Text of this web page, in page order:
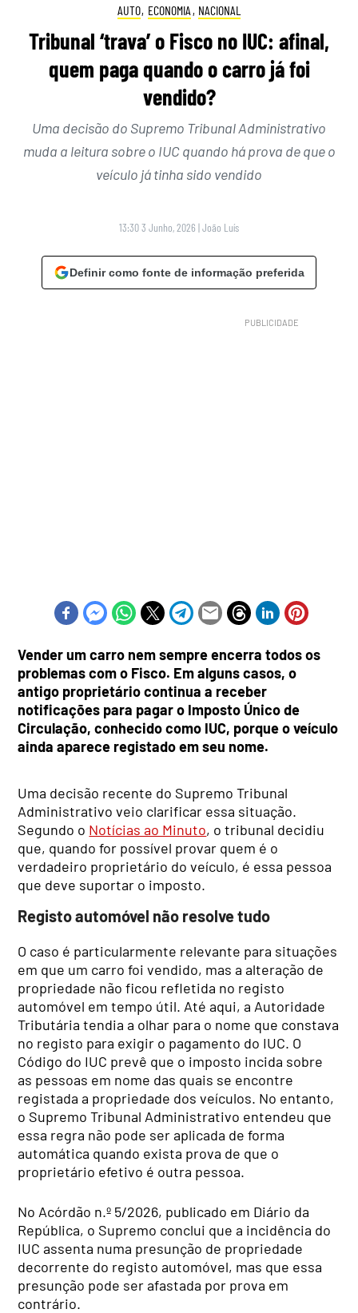
AUTO, ECONOMIA , NACIONAL
Tribunal ‘trava’ o Fisco no IUC: afinal,
quem paga quando o carro já foi
vendido?
Uma decisão do Supremo Tribunal Administrativo
muda a leitura sobre o IUC quando há prova de que o
veículo já tinha sido vendido
13:30 3 Junho, 2026 |João Luís
Definir como fonte de informação preferida
Vender um carro nem sempre encerra todos os
problemas com o Fisco. Em alguns casos, o
antigo proprietário continua a receber
notificações para pagar o Imposto Único de
Circulação, conhecido como IUC, porque o veículo
ainda aparece registado em seu nome.
Uma decisão recente do Supremo Tribunal
Administrativo veio clarificar essa situação.
Segundo o Notícias ao Minuto, o tribunal decidiu
que, quando for possível provar quem é o
verdadeiro proprietário do veículo, é essa pessoa
que deve suportar o imposto.
Registo automóvel não resolve tudo
O caso é particularmente relevante para situações
em que um carro foi vendido, mas a alteração de
propriedade não ficou refletida no registo
automóvel em tempo útil. Até aqui, a Autoridade
Tributária tendia a olhar para o nome que constava
no registo para exigir o pagamento do IUC. O
Código do IUC prevê que o imposto incida sobre
as pessoas em nome das quais se encontre
registada a propriedade dos veículos. No entanto,
o Supremo Tribunal Administrativo entendeu que
essa regra não pode ser aplicada de forma
automática quando exista prova de que o
proprietário efetivo é outra pessoa.
No Acórdão n.º 5/2026, publicado em Diário da
República, o Supremo conclui que a incidência do
IUC assenta numa presunção de propriedade
decorrente do registo automóvel, mas que essa
presunção pode ser afastada por prova em
contrário.